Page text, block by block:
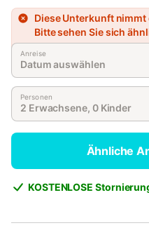
Diese Unterkunft
Bitte sehen Sie sich
Anreise
Datum auswählen
Personen
2 Erwachsene, 0 Kinder
Ähnliche
KOSTENLOSE